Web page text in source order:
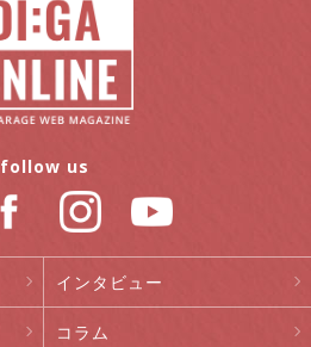
インタビュー
コラム
follow us